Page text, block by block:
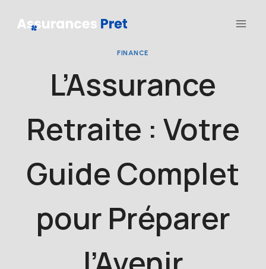
FINANCE
L’Assurance
Retraite : Votre
Guide Complet
pour Préparer